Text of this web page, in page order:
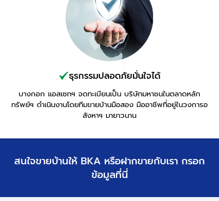
ธุรกรรมปลอดภัยมั่นใจได้
บางกอก แอสเซทฯ จดทะเบียนเป็น บริษัทมหาชนในตลาดหลัก
ทรัพย์ฯ ดำเนินงานโดยทีมขายบ้านมือสอง มืออาชีพที่อยู่ในวงการอ
สังหาฯ มายาวนาน
สนใจขายบ้านให้ BKA หรือฝากขายกับเรา กรอก
ข้อมูลที่นี่